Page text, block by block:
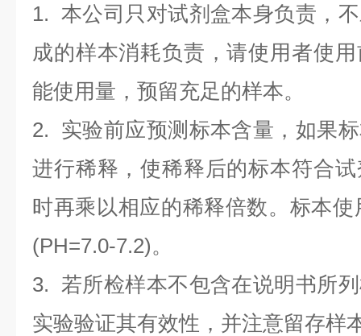
1. 本公司只对试剂盒本身负责，
成的样本消耗负责，请使用者使
能使用量，预留充足的样本。
2. 实验前应预测标本含量，如果
进行稀释，使稀释后的标本符合
时再乘以相应的稀释倍数。标本
(PH=7.0-7.2)。
3. 若所检样本不包含在说明书所
实验验证其有效性，并注意留存样